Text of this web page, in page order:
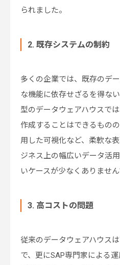
られました。
2. 既存システムの制約
多くの企業では、既存のデ
な機能に依存せざるを得な
型のデータウェアハウスで
作成することはできるもの
用した可視化など、柔軟な
ジネス上の幅広いデータ活
いケースが少なくありません
3. 高コストの問題
従来のデータウェアハウス
で、更にSAP専門家による